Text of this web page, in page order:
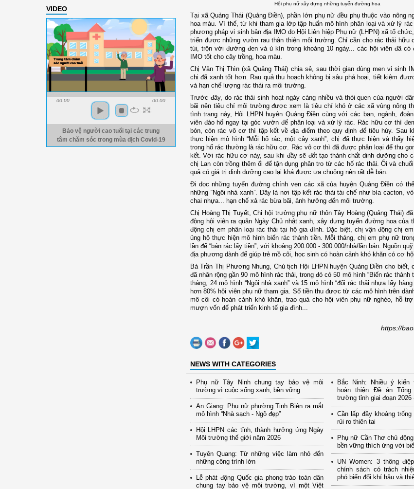
VIDEO
00:00 00:00
Bảo vệ người cao tuổi tại các trung
tâm chăm sóc trong mùa dịch Covid-19
Hội phụ nữ xây dựng những tuyến đường hoa
Tại xã Quảng Thái (Quảng Điền), phần lớn phụ nữ đều phụ thuộc vào nông
hoa màu. Vì thế, từ khi tham gia lớp tập huấn mô hình phân loại và xử lý
phương pháp vi sinh bản địa IMO do Hội Liên hiệp Phụ nữ (LHPN) xã tổ
triển được những vườn rau thân thiện môi trường. Chỉ cần cho rác thải hữu
túi, trộn với đường đen và ủ kín trong khoảng 10 ngày... các hội viên đã
IMO tốt cho cây trồng, hoa màu.
Chị Văn Thị Thìn (xã Quảng Thái) chia sẻ, sau thời gian dùng men vi sinh
chị đã xanh tốt hơn. Rau quả thu hoạch không bị sâu phá hoại, tiết kiệm
và hạn chế lượng rác thải ra môi trường.
Trước đây, do rác thải sinh hoạt ngày càng nhiều và thói quen của người
bãi nên tiêu chí môi trường được xem là tiêu chí khó ở các xã vùng nông
tình trạng này, Hội LHPN huyện Quảng Điền cùng với các ban, ngành,
viên đào hố ngay tại góc vườn để phân loại và xử lý rác. Rác hữu cơ thì
bón, còn rác vô cơ thì tập kết về địa điểm theo quy định để tiêu hủy. Sau
thực hiện mô hình “Mỗi hố rác, một cây xanh”, chị đã thực hiện và thấy
trong hố rác thường là rác hữu cơ. Rác vô cơ thì đã được phân loại để thu
kết. Với rác hữu cơ này, sau khi đầy sẽ đốt tạo thành chất dinh dưỡng cho
chị Lan còn trồng thêm ổi để tận dụng phân tro từ các hố rác thải. Ổi và
quả có giá trị dinh dưỡng cao lại khá được ưa chuộng nên rất dễ bán.
Đi dọc những tuyến đường chính ven các xã của huyện Quảng Điền có
những “Ngôi nhà xanh”. Đây là nơi tập kết rác thải tái chế như bìa cacton,
chai nhựa... hạn chế xả rác bừa bãi, ảnh hưởng đến môi trường.
Chị Hoàng Thị Tuyết, Chi hội trưởng phụ nữ thôn Tây Hoàng (Quảng Thái)
động hội viên ra quân Ngày Chủ nhật xanh, xây dựng tuyến đường hoa của
động chị em phân loại rác thải tại hộ gia đình. Đặc biệt, chị vận động chị
ủng hộ thực hiện mô hình biến rác thành tiền. Mỗi tháng, chị em phụ nữ
lần để “bán rác lấy tiền”, với khoảng 200.000 - 300.000/nhà/lần bán. Nguồn
địa phương dành để giúp trẻ mồ côi, học sinh có hoàn cảnh khó khăn có cơ
Bà Trần Thị Phương Nhung, Chủ tịch Hội LHPN huyện Quảng Điền cho
đã nhân rộng gần 90 mô hình rác thải, trong đó có 50 mô hình “Biến rác thành
tháng, 24 mô hình “Ngôi nhà xanh” và 15 mô hình “đổi rác thải nhựa lấy
hơn 80% hội viên phụ nữ tham gia. Số tiền thu được từ các mô hình trên
mô côi có hoàn cảnh khó khăn, trao quà cho hội viên phụ nữ nghèo, hỗ
mượn vốn để phát triển kinh tế gia đình...
https://
NEWS WITH CATEGORIES
Phụ nữ Tây Ninh chung tay bảo vệ môi
trường vì cuộc sống xanh, bền vững
An Giang: Phụ nữ phường Tịnh Biên ra mắt
mô hình “Nhà sạch - Ngõ đẹp”
Hội LHPN các tỉnh, thành hưởng ứng Ngày
Môi trường thế giới năm 2026
Tuyên Quang: Từ những việc làm nhỏ đến
những công trình lớn
Lễ phát động Quốc gia phong trào toàn dân
chung tay bảo vệ môi trường, vì một Việt
Bắc Ninh: Nhiều ý kiến
hoàn thiện Đề án
trường tỉnh giai đoạn 2026
Cần lấp đầy khoảng
rủi ro thiên tai
Phụ nữ Cần Thơ chủ
bền vững thích ứng với
UN Women: 3 thông
chính sách có trách
phó biến đổi khí hậu và